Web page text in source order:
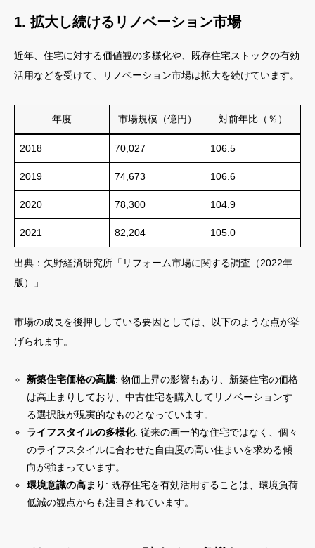
1. 拡大し続けるリノベーション市場
近年、住宅に対する価値観の多様化や、既存住宅ストックの有効
活用などを受けて、リノベーション市場は拡大を続けています。
年度 市場規模（億円） 対前年比（％）
2018 70,027 106.5
2019 74,673 106.6
2020 78,300 104.9
2021 82,204 105.0
出典：矢野経済研究所「リフォーム市場に関する調査（2022年
版）」
市場の成長を後押ししている要因としては、以下のような点が挙
げられます。
新築住宅価格の高騰: 物価上昇の影響もあり、新築住宅の価格
は高止まりしており、中古住宅を購入してリノベーションす
る選択肢が現実的なものとなっています。
ライフスタイルの多様化: 従来の画一的な住宅ではなく、個々
のライフスタイルに合わせた自由度の高い住まいを求める傾
向が強まっています。
環境意識の高まり : 既存住宅を有効活用することは、環境負荷
低減の観点からも注目されています。